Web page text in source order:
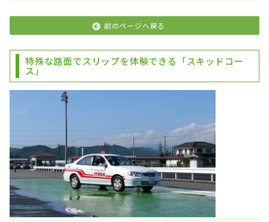
前のページへ戻る
特殊な路面でスリップを体験できる「スキッドコー
ス」